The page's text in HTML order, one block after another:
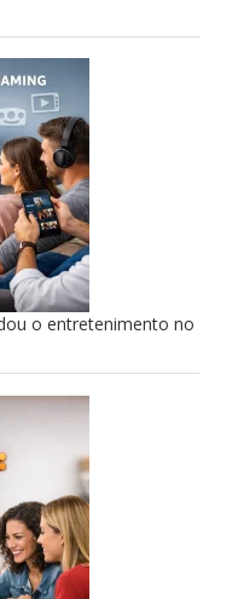
o entretenimento no